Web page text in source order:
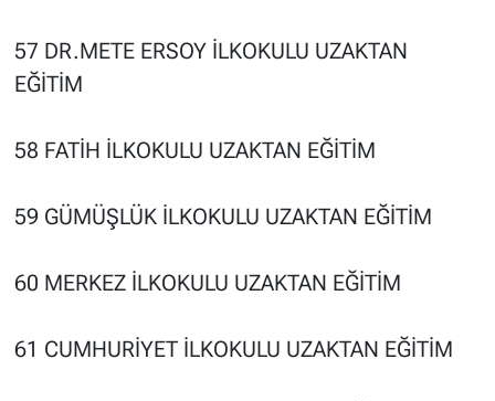
57 DR.METE ERSOY İLKOKULU UZAKTAN
EĞİTİM
58 FATİH İLKOKULU UZAKTAN EĞİTİM
59 GÜMÜŞLÜK İLKOKULU UZAKTAN EĞİTİM
60 MERKEZ İLKOKULU UZAKTAN EĞİTİM
61 CUMHURİYET İLKOKULU UZAKTAN EĞİTİM